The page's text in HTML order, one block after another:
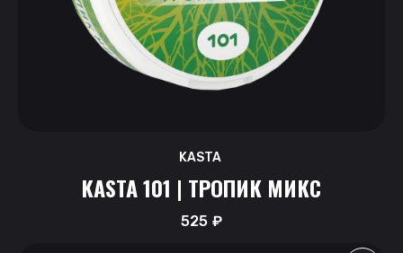
KASTA
KASTA 101 | ТРОПИК МИКС
525₽